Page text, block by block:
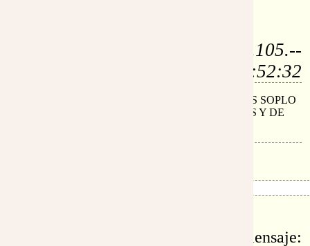
por: Clara Elisa (i) (200.88.105.--
-) - 6-abr-2006, 7:52:32
QUE PRECIOSURA LO QUE HAS ESCRITO, ES SOPLO
DE QUIEN CAMINA EN EL ESPIRITU DE DIOS Y DE
permalink de este mensaje: